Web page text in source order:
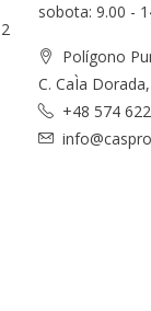
sobota: 9.00 -
Polígono
C. CaÌa
+48 574